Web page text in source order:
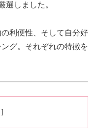
選しました。
利便性、そして自分好
グ。それぞれの特徴を